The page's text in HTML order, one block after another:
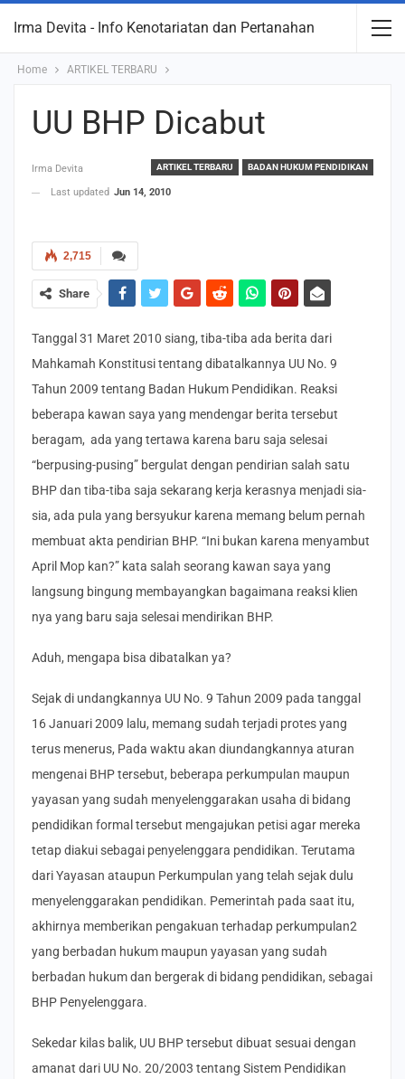
Irma Devita - Info Kenotariatan dan Pertanahan
Home ARTIKEL TERBARU
UU BHP Dicabut
ARTIKEL TERBARU BADAN HUKUM PENDIDIKAN
Irma Devita
Last updated Jun 14, 2010
2,715
Share
Tanggal 31 Maret 2010 siang, tiba-tiba ada berita dari
Mahkamah Konstitusi tentang dibatalkannya UU No. 9
Tahun 2009 tentang Badan Hukum Pendidikan. Reaksi
beberapa kawan saya yang mendengar berita tersebut
beragam, ada yang tertawa karena baru saja selesai
“berpusing-pusing” bergulat dengan pendirian salah satu
BHP dan tiba-tiba saja sekarang kerja kerasnya menjadi sia-
sia, ada pula yang bersyukur karena memang belum pernah
membuat akta pendirian BHP. “Ini bukan karena menyambut
April Mop kan?” kata salah seorang kawan saya yang
langsung bingung membayangkan bagaimana reaksi klien
nya yang baru saja selesai mendirikan BHP.
Aduh, mengapa bisa dibatalkan ya?
Sejak di undangkannya UU No. 9 Tahun 2009 pada tanggal
16 Januari 2009 lalu, memang sudah terjadi protes yang
terus menerus, Pada waktu akan diundangkannya aturan
mengenai BHP tersebut, beberapa perkumpulan maupun
yayasan yang sudah menyelenggarakan usaha di bidang
pendidikan formal tersebut mengajukan petisi agar mereka
tetap diakui sebagai penyelenggara pendidikan. Terutama
dari Yayasan ataupun Perkumpulan yang telah sejak dulu
menyelenggarakan pendidikan. Pemerintah pada saat itu,
akhirnya memberikan pengakuan terhadap perkumpulan2
yang berbadan hukum maupun yayasan yang sudah
berbadan hukum dan bergerak di bidang pendidikan, sebagai
BHP Penyelenggara.
Sekedar kilas balik, UU BHP tersebut dibuat sesuai dengan
amanat dari UU No. 20/2003 tentang Sistem Pendidikan